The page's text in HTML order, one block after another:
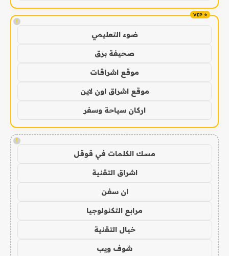
!
ضوء التعليمي
صحيفة برق
موقع اشراقات
موقع اشراق اون لاين
اركان سياحة وسفر
!
مسك الكلمات في قوقل
اشراق التقنية
ان سفن
مرابع التكنولوجيا
خيال التقنية
شوف ويب